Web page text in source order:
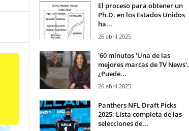
El proceso para obtener un
Ph.D. en los Estados Unidos
ha...
26 abril 2025
'60 minutos 'Una de las
mejores marcas de TV News'.
¿Puede...
26 abril 2025
Panthers NFL Draft Picks
2025: Lista completa de las
selecciones de...